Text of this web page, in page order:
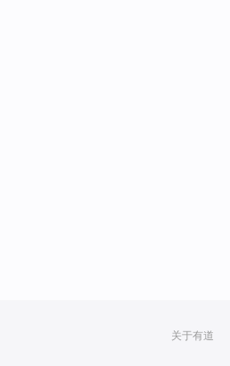
关于有道